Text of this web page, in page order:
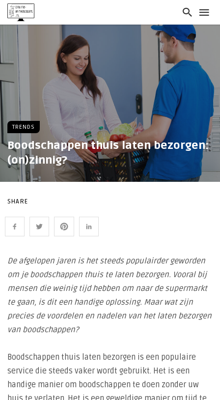
TRENDS
Boodschappen thuis laten bezorgen:
(on)zinnig?
SHARE
De afgelopen jaren is het steeds populairder geworden
om je boodschappen thuis te laten bezorgen. Vooral bij
mensen die weinig tijd hebben om naar de supermarkt
te gaan, is dit een handige oplossing. Maar wat zijn
precies de voordelen en nadelen van het laten bezorgen
van boodschappen?
Boodschappen thuis laten bezorgen is een populaire
service die steeds vaker wordt gebruikt. Het is een
handige manier om boodschappen te doen zonder uw